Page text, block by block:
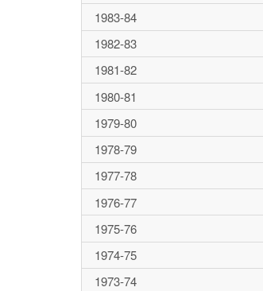
1983-84
1982-83
1981-82
1980-81
1979-80
1978-79
1977-78
1976-77
1975-76
1974-75
1973-74